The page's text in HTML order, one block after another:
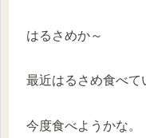
はるさめか～
最近はるさめ食べて
今度食べようかな。